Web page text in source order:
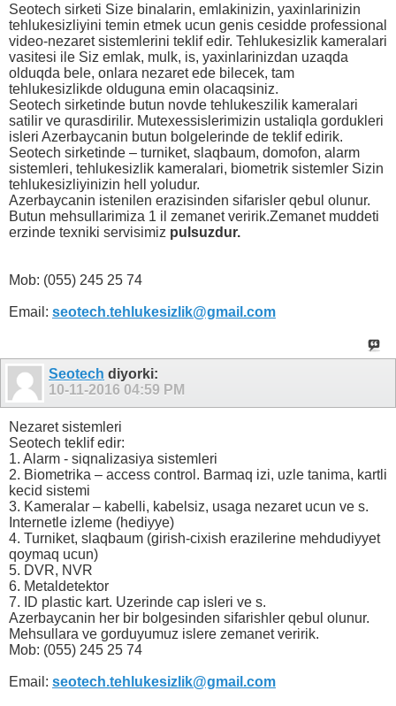
Seotech sirketi Size binalarin, emlakinizin, yaxinlarinizin
tehlukesizliyini temin etmek ucun genis cesidde professional
video-nezaret sistemlerini teklif edir. Tehlukesizlik kameralari
vasitesi ile Siz emlak, mulk, is, yaxinlarinizdan uzaqda
olduqda bele, onlara nezaret ede bilecek, tam
tehlukesizlikde olduguna emin olacaqsiniz.
Seotech sirketinde butun novde tehlukeszilik kameralari
satilir ve qurasdirilir. Mutexessislerimizin ustaliqla gordukleri
isleri Azerbaycanin butun bolgelerinde de teklif edirik.
Seotech sirketinde – turniket, slaqbaum, domofon, alarm
sistemleri, tehlukesizlik kameralari, biometrik sistemler Sizin
tehlukesizliyinizin hell yoludur.
Azerbaycanin istenilen erazisinden sifarisler qebul olunur.
Butun mehsullarimiza 1 il zemanet veririk.Zemanet muddeti
erzinde texniki servisimiz pulsuzdur.
Mob: (055) 245 25 74
Email: seotech.tehlukesizlik@gmail.com
Seotech diyorki:
10-11-2016 04:59 PM
Nezaret sistemleri
Seotech teklif edir:
1. Alarm - siqnalizasiya sistemleri
2. Biometrika – access control. Barmaq izi, uzle tanima, kartli
kecid sistemi
3. Kameralar – kabelli, kabelsiz, usaga nezaret ucun ve s.
Internetle izleme (hediyye)
4. Turniket, slaqbaum (girish-cixish erazilerine mehdudiyyet
qoymaq ucun)
5. DVR, NVR
6. Metaldetektor
7. ID plastic kart. Uzerinde cap isleri ve s.
Azerbaycanin her bir bolgesinden sifarishler qebul olunur.
Mehsullara ve gorduyumuz islere zemanet veririk.
Mob: (055) 245 25 74
Email: seotech.tehlukesizlik@gmail.com